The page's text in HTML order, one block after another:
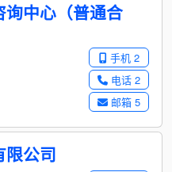
中心（普通合
手机 2
电话 2
邮箱 5
限公司